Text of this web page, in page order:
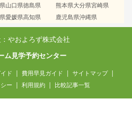
山口県徳島県
愛媛県高知県
熊本県大分県宮崎県
鹿児島県沖縄県
やおよろず株式会社
ム見学予約センター
ド 費用早見ガイド
サイトマップ
ー
利用規約 比較記事一覧